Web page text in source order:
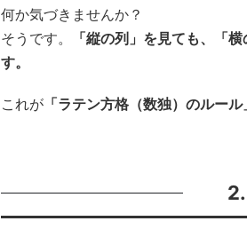
何か気づきませんか？
そうです。
「縦の列」を見ても、「
す。
これが 「ラテン方格（数独）のルール